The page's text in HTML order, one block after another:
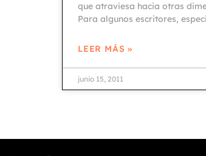
que atraviesa hacia otras
Para algunos escritores,
LEER MÁS »
junio 15, 2011